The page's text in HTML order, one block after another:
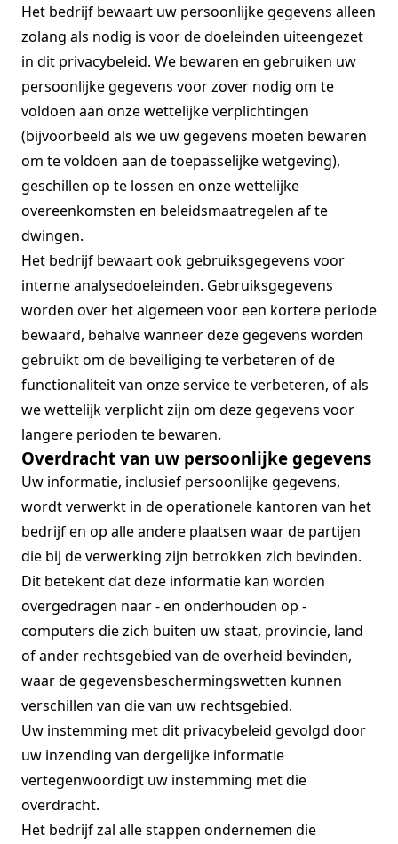
Het bedrijf bewaart uw persoonlijke gegevens alleen
zolang als nodig is voor de doeleinden uiteengezet
in dit privacybeleid. We bewaren en gebruiken uw
persoonlijke gegevens voor zover nodig om te
voldoen aan onze wettelijke verplichtingen
(bijvoorbeeld als we uw gegevens moeten bewaren
om te voldoen aan de toepasselijke wetgeving),
geschillen op te lossen en onze wettelijke
overeenkomsten en beleidsmaatregelen af ​​te
dwingen.
Het bedrijf bewaart ook gebruiksgegevens voor
interne analysedoeleinden. Gebruiksgegevens
worden over het algemeen voor een kortere periode
bewaard, behalve wanneer deze gegevens worden
gebruikt om de beveiliging te verbeteren of de
functionaliteit van onze service te verbeteren, of als
we wettelijk verplicht zijn om deze gegevens voor
langere perioden te bewaren.
Overdracht van uw persoonlijke gegevens
Uw informatie, inclusief persoonlijke gegevens,
wordt verwerkt in de operationele kantoren van het
bedrijf en op alle andere plaatsen waar de partijen
die bij de verwerking zijn betrokken zich bevinden.
Dit betekent dat deze informatie kan worden
overgedragen naar - en onderhouden op -
computers die zich buiten uw staat, provincie, land
of ander rechtsgebied van de overheid bevinden,
waar de gegevensbeschermingswetten kunnen
verschillen van die van uw rechtsgebied.
Uw instemming met dit privacybeleid gevolgd door
uw inzending van dergelijke informatie
vertegenwoordigt uw instemming met die
overdracht.
Het bedrijf zal alle stappen ondernemen die